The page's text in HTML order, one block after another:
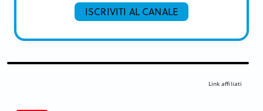
ISCRIVITI AL CANALE
Link affiliati